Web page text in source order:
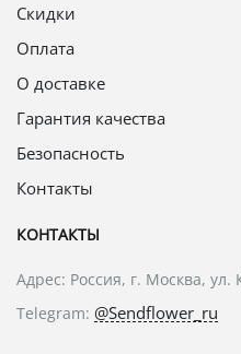
Скидки
Оплата
О доставке
Гарантия качества
Безопасность
Контакты
КОНТАКТЫ
Адрес: Россия, г. Москва, ул.
Telegram: @Sendflower_ru